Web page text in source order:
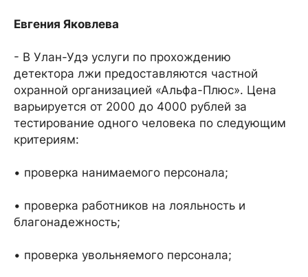
Евгения Яковлева
- В Улан-Удэ услуги по прохождению
детектора лжи предоставляются частной
охранной организацией «Альфа-Плюс». Цена
варьируется от 2000 до 4000 рублей за
тестирование одного человека по следующим
критериям:
• проверка нанимаемого персонала;
• проверка работников на лояльность и
благонадежность;
• проверка увольняемого персонала;